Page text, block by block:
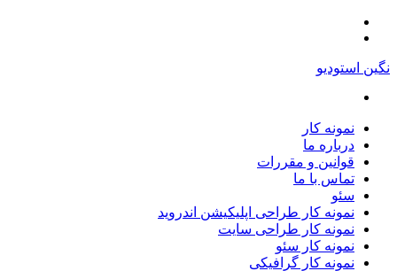
نگین استودیو
نمونه کار
درباره ما
قوانین و مقررات
تماس با ما
سئو
نمونه کار طراحی اپلیکیشن اندروید
نمونه کار طراحی سایت
نمونه کار سئو
نمونه کار گرافیکی